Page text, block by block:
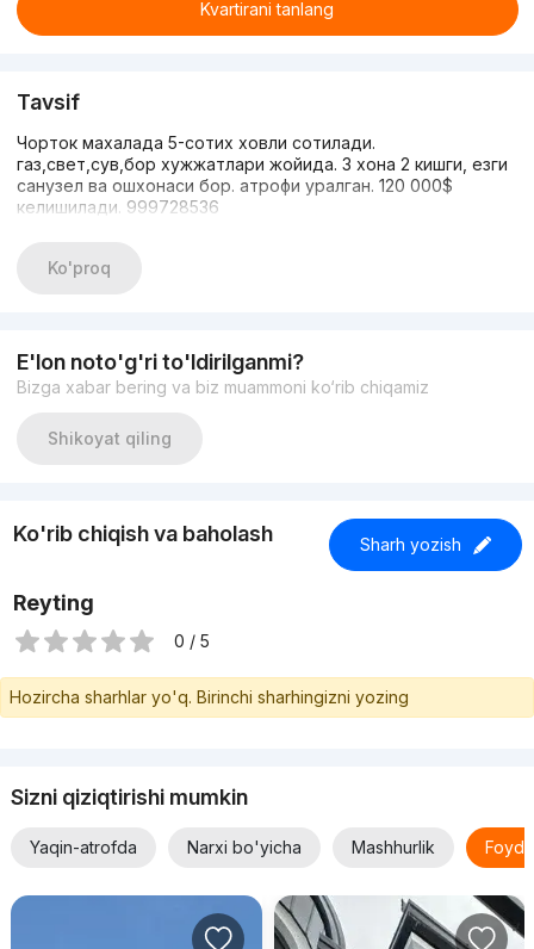
Kvartirani tanlang
Tavsif
Чорток махалада 5-сотих ховли сотилади.
газ,свет,сув,бор хужжатлари жойида. 3 хона 2 кишги, езги
санузел ва ошхонаси бор. атрофи уралган. 120 000$
келишилади. 999728536
Ko'proq
E'lon noto'g'ri to'ldirilganmi?
Bizga xabar bering va biz muammoni ko‘rib chiqamiz
Shikoyat qiling
Ko'rib chiqish va baholash Sharh yozish
Reyting
0 / 5
Hozircha sharhlar yo'q. Birinchi sharhingizni yozing
Sizni qiziqtirishi mumkin
Yaqin-atrofda Narxi bo'yicha Mashhurlik